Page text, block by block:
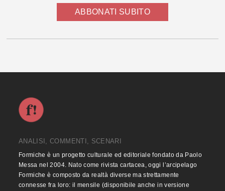
ABBONATI SUBITO
ANALISI, COMMENTI, SCENARI
Formiche è un progetto culturale ed editoriale fondato da Paolo
Messa nel 2004. Nato come rivista cartacea, oggi l’arcipelago
Formiche è composto da realtà diverse ma strettamente
connesse fra loro: il mensile (disponibile anche in versione